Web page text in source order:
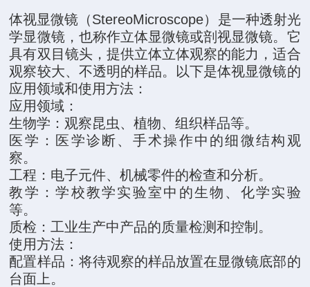
体视显微镜（StereoMicroscope）是一种透射光
学显微镜，也称作立体显微镜或剖视显微镜。它
具有双目镜头，提供立体立体观察的能力，适合
观察较大、不透明的样品。以下是体视显微镜的
应用领域和使用方法：
应用领域：
生物学：观察昆虫、植物、组织样品等。
医学：医学诊断、手术操作中的细微结构观
察。
工程：电子元件、机械零件的检查和分析。
教学：学校教学实验室中的生物、化学实验
等。
质检：工业生产中产品的质量检测和控制。
使用方法：
配置样品：将待观察的样品放置在显微镜底部的
台面上。